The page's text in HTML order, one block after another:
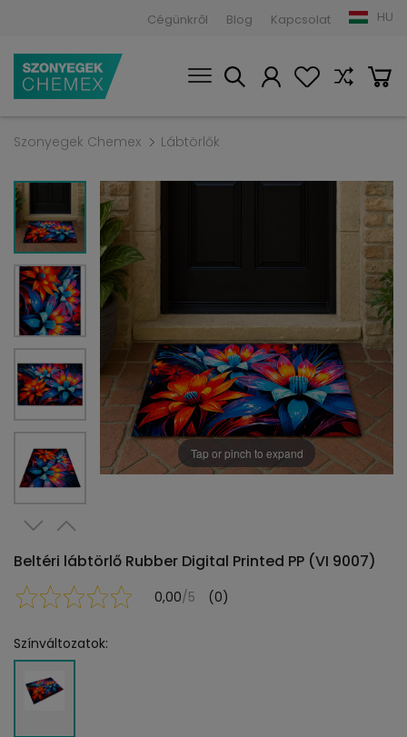
Cégünkről Blog Kapcsolat HU
Szonyegek Chemex Lábtörlők
Tap or pinch to expand
Beltéri lábtörlő Rubber Digital Printed PP (VI 9007)
0,00/5 (0)
Színváltozatok: